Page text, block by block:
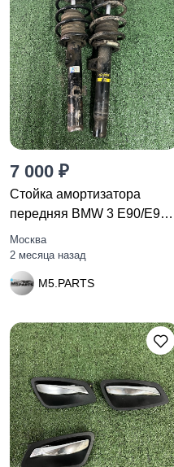
7 000 ₽
Стойка амортизатора
передняя BMW 3 E90/E91
рест.
Москва
2 месяца назад
M5.PARTS